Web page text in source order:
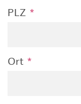
PLZ *
Ort *